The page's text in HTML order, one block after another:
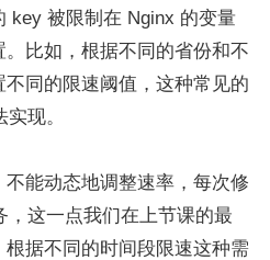
key 被限制在 Nginx 的变量
比如，根据不同的省份和不
同的限速阈值，这种常见的
现。
能动态地调整速率，每次修
这一点我们在上节课的最
据不同的时间段限速这种需